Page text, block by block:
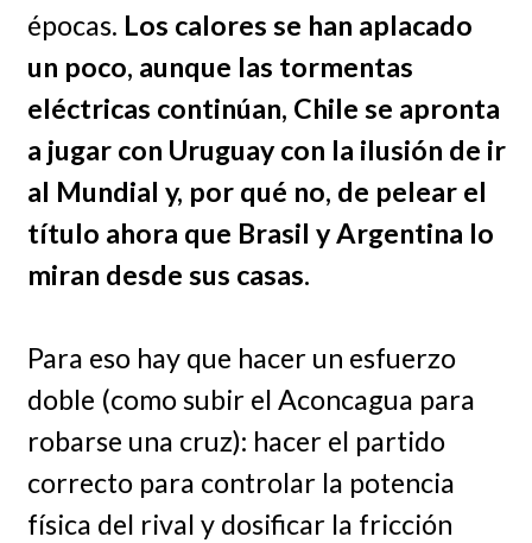
épocas. Los calores se han aplacado
un poco, aunque las tormentas
eléctricas continúan, Chile se apronta
a jugar con Uruguay con la ilusión de ir
al Mundial y, por qué no, de pelear el
título ahora que Brasil y Argentina lo
miran desde sus casas.
Para eso hay que hacer un esfuerzo
doble (como subir el Aconcagua para
robarse una cruz): hacer el partido
correcto para controlar la potencia
física del rival y dosificar la fricción